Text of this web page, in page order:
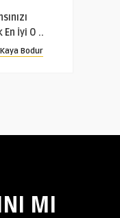
İyi O ..
Bodur
MI